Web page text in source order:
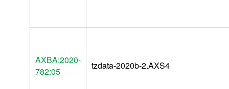
AXBA:2020-
782:05
tzdata-2020b-2.AXS4